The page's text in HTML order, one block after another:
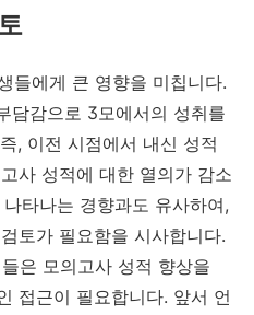
들에게 큰 영향을 미칩니다.
담감으로 3모에서의 성취를
, 이전 시점에서 내신 성적
사 성적에 대한 열의가 감소
타나는 경향과도 유사하여,
토가 필요함을 시사합니다.
은 모의고사 성적 향상을
접근이 필요합니다. 앞서 언